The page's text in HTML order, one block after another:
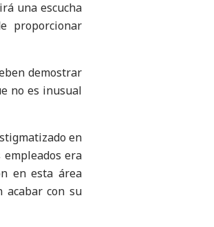
una escucha
proporcionar
demostrar
no es inusual
en
era
en esta área
acabar con su